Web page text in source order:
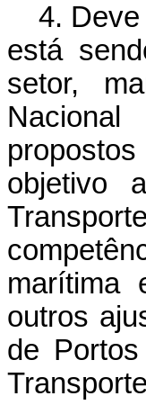
4.
está
setor,
objetivo
marítima
outros
de